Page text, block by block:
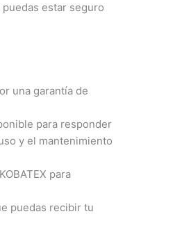
estar seguro
una garantía de
para responder
y el mantenimiento
para
puedas recibir tu